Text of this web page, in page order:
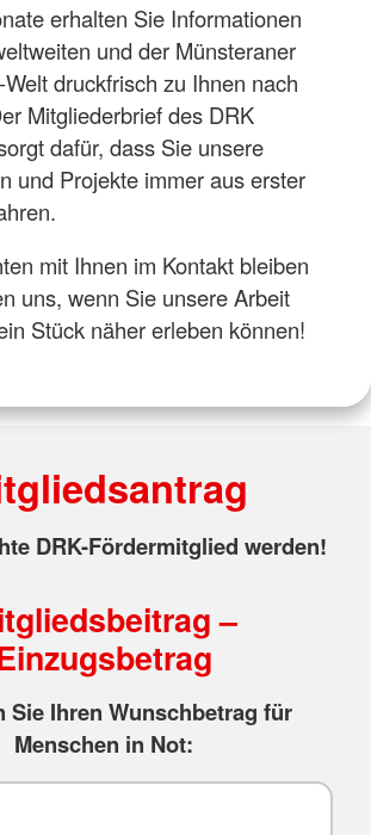
erhalten Sie Informationen
und der Münsteraner
druckfrisch zu Ihnen nach
Mitgliederbrief des DRK
dafür, dass Sie unsere
und Projekte immer aus erster
mit Ihnen im Kontakt bleiben
uns, wenn Sie unsere Arbeit
Stück näher erleben können!
DRK-Fördermitglied werden!
–
Sie Ihren Wunschbetrag für
Menschen in Not: